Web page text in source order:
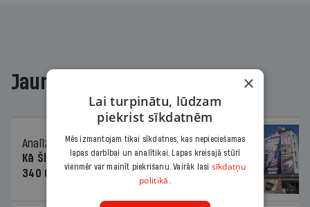
Jaunākajā žurnālā
Analīze
06.08.2026.
Kā Šlesera partija palika nesodīta par
340 000 vērtu reklāmas kampaņu
×
Lai turpinātu, lūdzam
piekrist sīkdatnēm
Mēs izmantojam tikai sīkdatnes, kas nepieciešamas
lapas darbībai un analītikai. Lapas kreisajā stūrī
vienmēr var mainīt piekrišanu. Vairāk lasi sīkdatņu
politikā.